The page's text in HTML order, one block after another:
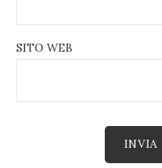
SITO WEB